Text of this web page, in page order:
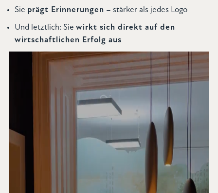
Sie prägt Erinnerungen – stärker als jedes Logo
Und letztlich: Sie wirkt sich direkt auf den
wirtschaftlichen Erfolg aus